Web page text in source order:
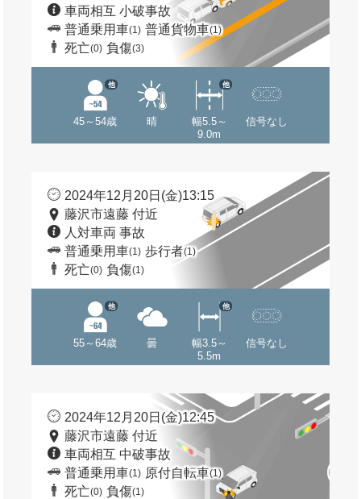
車両相互 小破事故
普通乗用車(1) 普通貨物車(1)
死亡(0) 負傷(3)
45～54歳
他
晴
幅5.5～
9.0m
他
信号なし
2024年12月20日(金)13:15
藤沢市遠藤 付近
人対車両 事故
普通乗用車(1) 歩行者(1)
死亡(0) 負傷(1)
55～64歳
他
曇
幅3.5～
5.5m
他
信号なし
2024年12月20日(金)12:45
藤沢市遠藤 付近
車両相互 中破事故
普通乗用車(1) 原付自転車(1)
死亡(0) 負傷(1)